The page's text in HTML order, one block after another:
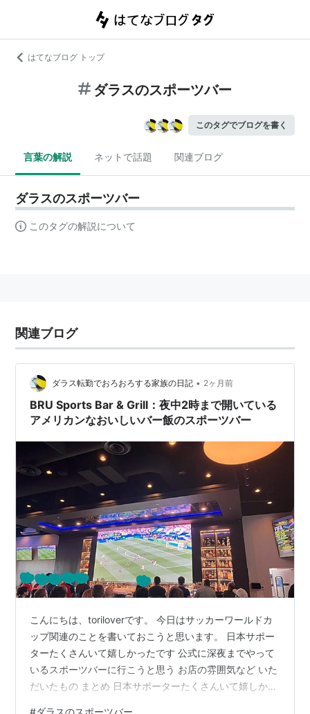
はてなブログ トップ
ダラスのスポーツバー
このタグでブログを書く
言葉の解説 ネットで話題 関連ブログ
ダラスのスポーツバー
このタグの解説について
関連ブログ
ダラス転勤でおろおろする家族の日記 • 2ヶ月前
BRU Sports Bar & Grill：夜中2時まで開いている
アメリカンなおいしいバー飯のスポーツバー
こんにちは、toriloverです。 今日はサッカーワールドカ
ップ関連のことを書いておこうと思います。 日本サポー
ターたくさんいて嬉しかったです 公式に深夜までやって
いるスポーツバーに行こうと思う お店の雰囲気など いた
だいたもの まとめ 日本サポーターたくさんいて嬉しかっ
#ダラスのスポーツバー